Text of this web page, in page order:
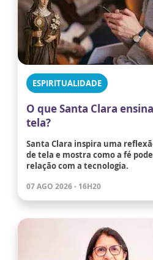
ESPIRITUALIDADE
O que Santa Clara
tela?
Santa Clara inspira uma
de tela e mostra como a fé
relação com a tecnologia.
07 AGO 2026 - 16H20